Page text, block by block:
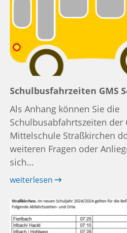
Schulbusfahrzeiten GMS
Als Anhang können Sie die
Schulbusabfahrtszeiten der
Mittelschule Straßkirchen
weiteren Fragen oder
sich...
weiterlesen